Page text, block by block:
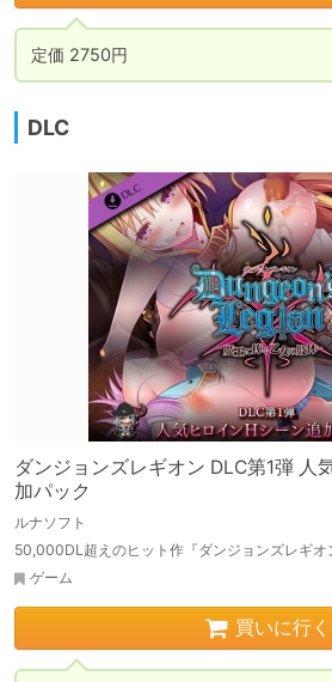
定価 2750円
DLC
ダンジョンズレギオン DLC第1弾 人
加パック
ルナソフト
50,000DL超えのヒット作『ダンジョンズレギオ
ゲーム
買いに行く